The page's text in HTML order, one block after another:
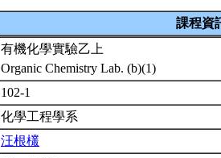
課程資
有機化學實驗乙上
Organic Chemistry Lab. (b)(1)
102-1
化學工程學系
汪根欉